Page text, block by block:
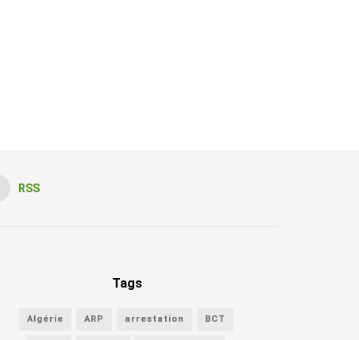
RSS
Tags
Algérie ARP arrestation BCT